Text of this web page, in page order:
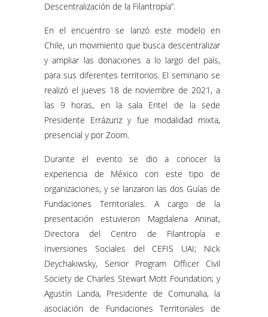
Descentralización de la Filantropía”.
En el encuentro se lanzó este modelo en
Chile, un movimiento que busca descentralizar
y ampliar las donaciones a lo largo del país,
para sus diferentes territorios. El seminario se
realizó el jueves 18 de noviembre de 2021, a
las 9 horas, en la sala Entel de la sede
Presidente Errázuriz y fue modalidad mixta,
presencial y por Zoom.
Durante el evento se dio a conocer la
experiencia de México con este tipo de
organizaciones, y se lanzaron las dos Guías de
Fundaciones Territoriales. A cargo de la
presentación estuvieron Magdalena Aninat,
Directora del Centro de Filantropía e
Inversiones Sociales del CEFIS UAI; Nick
Deychakiwsky, Senior Program Officer Civil
Society de Charles Stewart Mott Foundation; y
Agustín Landa, Presidente de Comunalia, la
asociación de Fundaciones Territoriales de